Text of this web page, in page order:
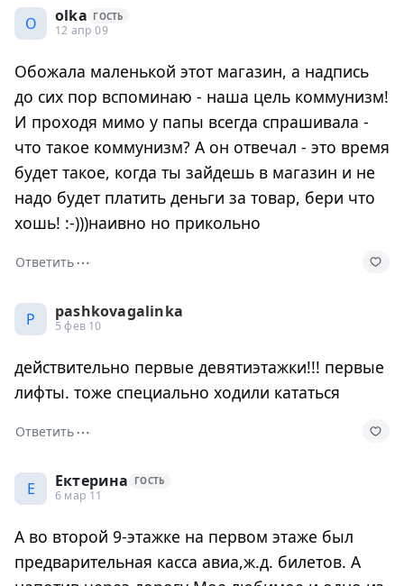
O olka ГОСТЬ
12 апр 09
Обожала маленькой этот магазин, а надпись
до сих пор вспоминаю - наша цель коммунизм!
И проходя мимо у папы всегда спрашивала -
что такое коммунизм? А он отвечал - это время
будет такое, когда ты зайдешь в магазин и не
надо будет платить деньги за товар, бери что
хошь! :-)))наивно но прикольно
Ответить⋯
P pashkovagalinka
5 фев 10
действительно первые девятиэтажки!!! первые
лифты. тоже специально ходили кататься
Ответить⋯
Е Ектерина ГОСТЬ
6 мар 11
А во второй 9-этажке на первом этаже был
предварительная касса авиа,ж.д. билетов. А